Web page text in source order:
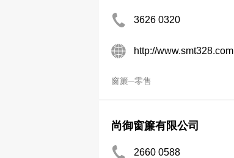
3626 0320
http://www.smt328.com
窗簾─零售
尚御窗簾有限公司
2660 0588